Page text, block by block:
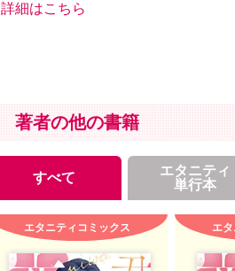
詳細はこちら
著者の他の書籍
すべて
エタニティ
単行本
エタニティコミックス エ